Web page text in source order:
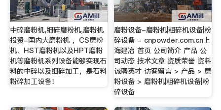
中碎磨粉机,细碎磨粉机,磨粉机
投资-国内大磨粉机 ，CS磨粉
机、HST磨粉机以及HPT磨粉
机等磨粉机系列设备能够实现石
料的中碎以及细碎加工，是石料
粉碎加工设备！
磨粉设备-磨粉机|粗碎机设备|粉
碎设备 - cnpowder.com.cn上
海建冶 首页 公司简介 产品 公
司动态 技术文章 资质荣誉 资料
诚聘英才 访客留言 > 产品 > 磨
粉设备 > 磨粉机|粗碎机设备|粉
碎设备